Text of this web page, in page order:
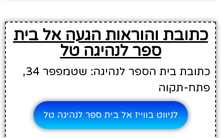
כתובת והוראות הגעה אל בית
ספר לנהיגה טל
כתובת בית הספר לנהיגה: שטמפפר 34,
פתח-תקוה
לניווט בווייז אל בית ספר לנהיגה טל